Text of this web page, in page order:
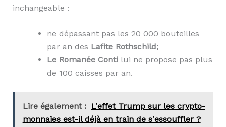
inchangeable :
ne dépassant pas les 20 000 bouteilles
par an des Lafite Rothschild;
Le Romanée Contilui ne propose pas plus
de 100 caisses par an.
Lire également : L'effet Trump sur les crypto-
monnaies est-il déjà en train de s'essouffler ?